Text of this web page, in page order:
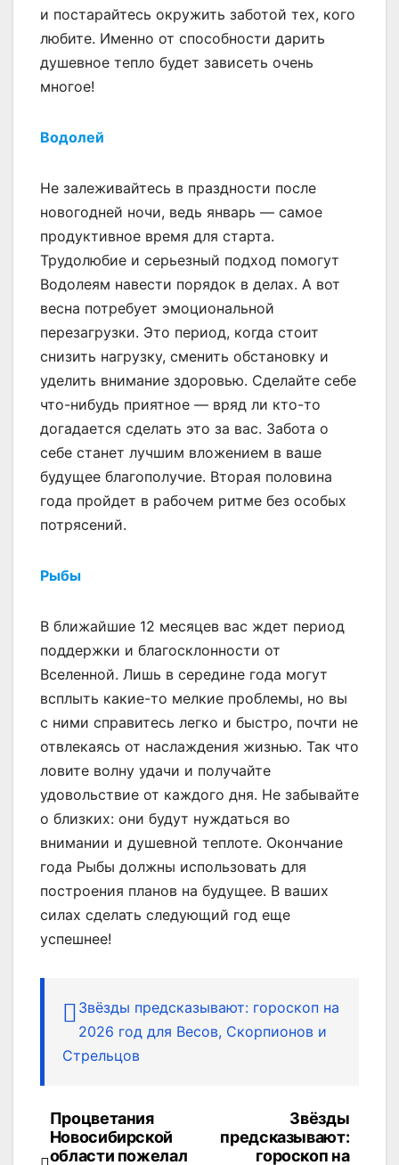
и постарайтесь окружить заботой тех, кого
любите. Именно от способности дарить
душевное тепло будет зависеть очень
многое!
Водолей
Не залеживайтесь в праздности после
новогодней ночи, ведь январь — самое
продуктивное время для старта.
Трудолюбие и серьезный подход помогут
Водолеям навести порядок в делах. А вот
весна потребует эмоциональной
перезагрузки. Это период, когда стоит
снизить нагрузку, сменить обстановку и
уделить внимание здоровью. Сделайте себе
что-нибудь приятное — вряд ли кто-то
догадается сделать это за вас. Забота о
себе станет лучшим вложением в ваше
будущее благополучие. Вторая половина
года пройдет в рабочем ритме без особых
потрясений.
Рыбы
В ближайшие 12 месяцев вас ждет период
поддержки и благосклонности от
Вселенной. Лишь в середине года могут
всплыть какие-то мелкие проблемы, но вы
с ними справитесь легко и быстро, почти не
отвлекаясь от наслаждения жизнью. Так что
ловите волну удачи и получайте
удовольствие от каждого дня. Не забывайте
о близких: они будут нуждаться во
внимании и душевной теплоте. Окончание
года Рыбы должны использовать для
построения планов на будущее. В ваших
силах сделать следующий год еще
успешнее!
Звёзды предсказывают: гороскоп на
2026 год для Весов, Скорпионов и
Стрельцов
Навигация
Звёзды
предсказывают:
гороскоп на
Процветания
Новосибирской
области пожелал